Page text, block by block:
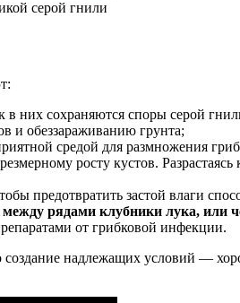
серой гнили
в них сохраняются споры серой
и обеззараживанию грунта;
средой для размножения
росту кустов.
предотвратить застой влаги
рядами клубники лука, или
от грибковой инфекции.
надлежащих условий —